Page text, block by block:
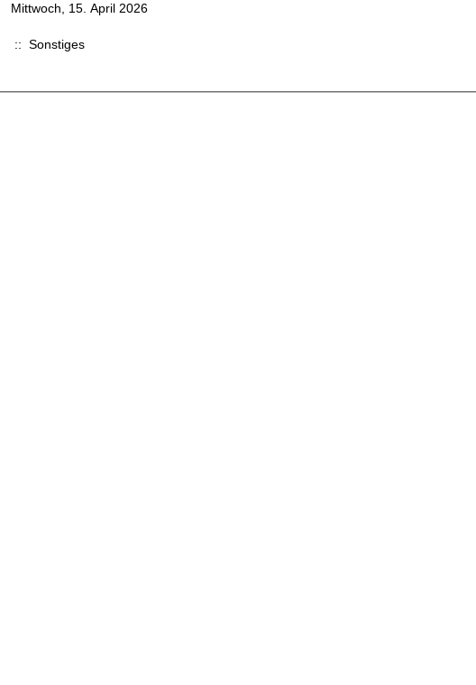
Mittwoch, 15. April 2026
:: Sonstiges